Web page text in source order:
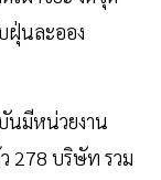
นละออง
นมีหน่วยงาน
278 บริษัท รวม